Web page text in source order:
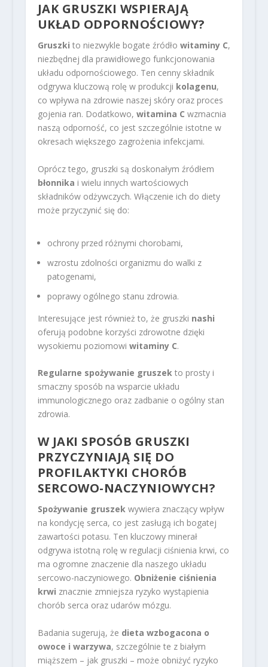
JAK GRUSZKI WSPIERAJĄ
UKŁAD ODPORNOŚCIOWY?
Gruszki to niezwykle bogate źródło witaminy C,
niezbędnej dla prawidłowego funkcjonowania
układu odpornościowego. Ten cenny składnik
odgrywa kluczową rolę w produkcji kolagenu,
co wpływa na zdrowie naszej skóry oraz proces
gojenia ran. Dodatkowo, witamina C wzmacnia
naszą odporność, co jest szczególnie istotne w
okresach większego zagrożenia infekcjami.
Oprócz tego, gruszki są doskonałym źródłem
błonnika i wielu innych wartościowych
składników odżywczych. Włączenie ich do diety
może przyczynić się do:
ochrony przed różnymi chorobami,
wzrostu zdolności organizmu do walki z
patogenami,
poprawy ogólnego stanu zdrowia.
Interesujące jest również to, że gruszki nashi
oferują podobne korzyści zdrowotne dzięki
wysokiemu poziomowi witaminy C.
Regularne spożywanie gruszekto prosty i
smaczny sposób na wsparcie układu
immunologicznego oraz zadbanie o ogólny stan
zdrowia.
W JAKI SPOSÓB GRUSZKI
PRZYCZYNIAJĄ SIĘ DO
PROFILAKTYKI CHORÓB
SERCOWO-NACZYNIOWYCH?
Spożywanie gruszekwywiera znaczący wpływ
na kondycję serca, co jest zasługą ich bogatej
zawartości potasu. Ten kluczowy minerał
odgrywa istotną rolę w regulacji ciśnienia krwi, co
ma ogromne znaczenie dla naszego układu
sercowo-naczyniowego. Obniżenie ciśnienia
krwi znacznie zmniejsza ryzyko wystąpienia
chorób serca oraz udarów mózgu.
Badania sugerują, że dieta wzbogacona o
owoce i warzywa, szczególnie te z białym
miąższem – jak gruszki – może obniżyć ryzyko